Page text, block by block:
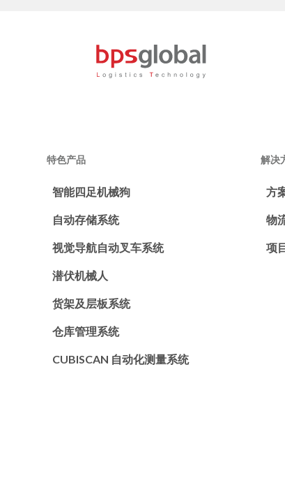
特色产品
智能四足机械狗
自动存储系统
视觉导航自动叉车系统
潜伏机械人
货架及层板系统
仓库管理系统
CUBISCAN 自动化测量系统
解决
方
物
项